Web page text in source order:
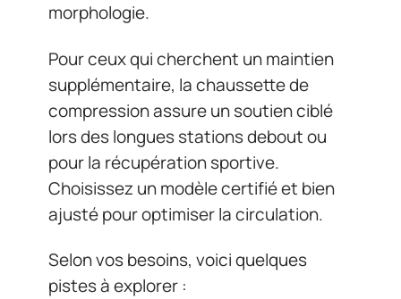
morphologie.
Pour ceux qui cherchent un maintien
supplémentaire, la chaussette de
compression assure un soutien ciblé
lors des longues stations debout ou
pour la récupération sportive.
Choisissez un modèle certifié et bien
ajusté pour optimiser la circulation.
Selon vos besoins, voici quelques
pistes à explorer :